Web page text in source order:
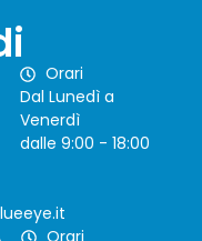
Orari
Dal Lunedì a
Venerdì
dalle 9:00 - 18:00